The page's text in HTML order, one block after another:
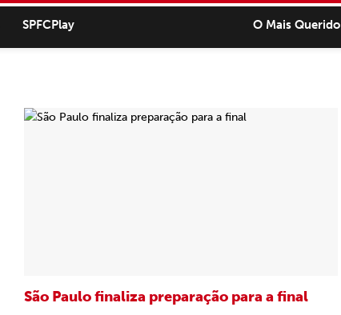
SPFCPlay O Mais Querido
São Paulo finaliza preparação para a final